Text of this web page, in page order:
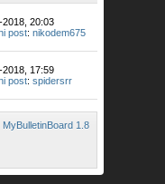
2018, 20:03
post:nikodem675
2018, 17:59
post:spidersrr
1.8